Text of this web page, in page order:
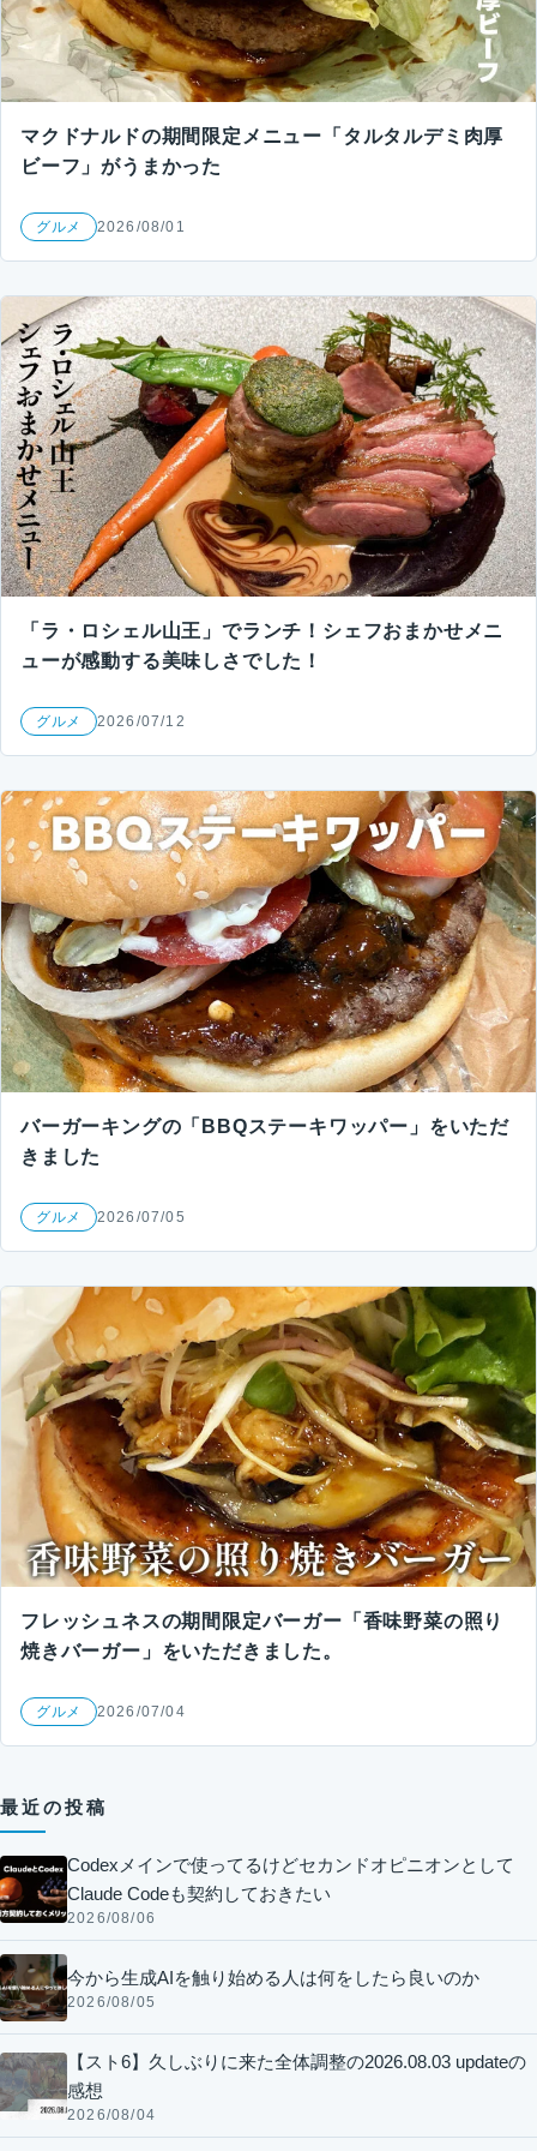
マクドナルドの期間限定メニュー「タルタルデミ肉厚
ビーフ」がうまかった
グルメ 2026/08/01
「ラ・ロシェル山王」でランチ！シェフおまかせメニ
ューが感動する美味しさでした！
グルメ 2026/07/12
バーガーキングの「BBQステーキワッパー」をいただ
きました
グルメ 2026/07/05
フレッシュネスの期間限定バーガー「香味野菜の照り
焼きバーガー」をいただきました。
グルメ 2026/07/04
最近の投稿
Codexメインで使ってるけどセカンドオピニオンとして
Claude Codeも契約しておきたい
2026/08/06
今から生成AIを触り始める人は何をしたら良いのか
2026/08/05
【スト6】久しぶりに来た全体調整の2026.08.03 updateの
感想
2026/08/04